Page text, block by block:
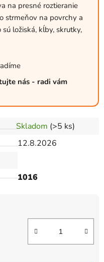
na presné roztieranie
strmeňov na povrchy a
ložiská, kĺby, skrutky,
nás - radi vám
Skladom (>5 ks)
12.8.2026
1016